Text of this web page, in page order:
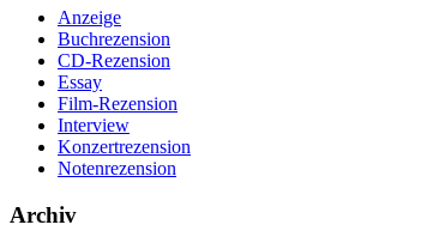
Anzeige
Buchrezension
CD-Rezension
Essay
Film-Rezension
Interview
Konzertrezension
Notenrezension
Archiv